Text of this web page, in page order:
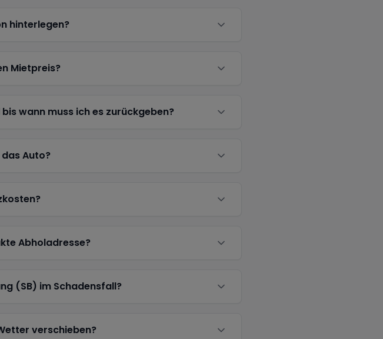
hinterlegen?
Mietpreis?
wann muss ich es zurückgeben?
Auto?
Abholadresse?
(SB) im Schadensfall?
verschieben?